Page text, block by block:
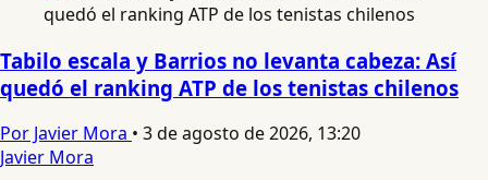
Tabilo escala y Barrios no levanta cabeza: Así
quedó el ranking ATP de los tenistas chilenos
Por Javier Mora • 3 de agosto de 2026, 13:20
Javier Mora